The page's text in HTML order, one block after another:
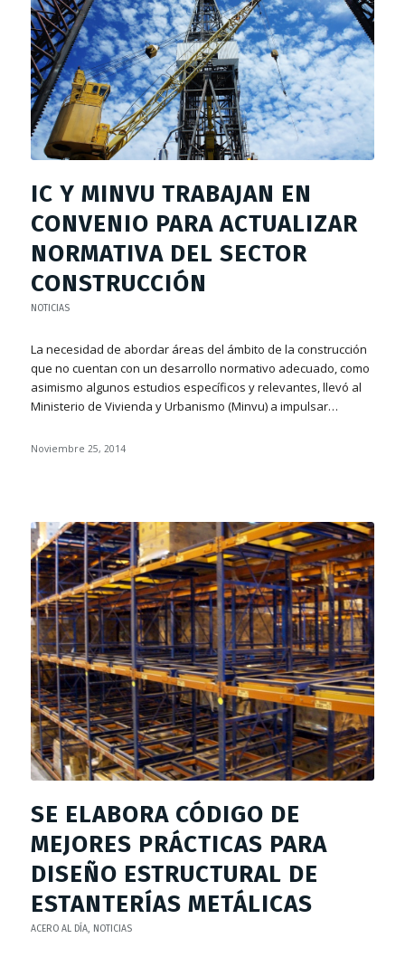
IC Y MINVU TRABAJAN EN
CONVENIO PARA ACTUALIZAR
NORMATIVA DEL SECTOR
CONSTRUCCIÓN
NOTICIAS
La necesidad de abordar áreas del ámbito de la construcción
que no cuentan con un desarrollo normativo adecuado, como
asimismo algunos estudios específicos y relevantes, llevó al
Ministerio de Vivienda y Urbanismo (Minvu) a impulsar…
Noviembre 25, 2014
SE ELABORA CÓDIGO DE
MEJORES PRÁCTICAS PARA
DISEÑO ESTRUCTURAL DE
ESTANTERÍAS METÁLICAS
ACERO AL DÍA, NOTICIAS